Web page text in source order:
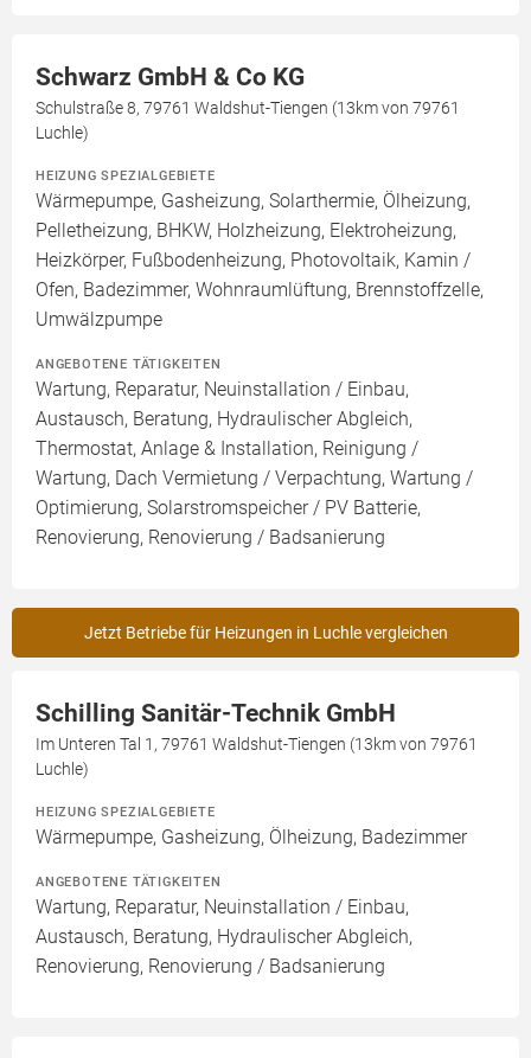
Schwarz GmbH & Co KG
Schulstraße 8, 79761 Waldshut-Tiengen (13km von 79761
Luchle)
HEIZUNG SPEZIALGEBIETE
Wärmepumpe, Gasheizung, Solarthermie, Ölheizung,
Pelletheizung, BHKW, Holzheizung, Elektroheizung,
Heizkörper, Fußbodenheizung, Photovoltaik, Kamin /
Ofen, Badezimmer, Wohnraumlüftung, Brennstoffzelle,
Umwälzpumpe
ANGEBOTENE TÄTIGKEITEN
Wartung, Reparatur, Neuinstallation / Einbau,
Austausch, Beratung, Hydraulischer Abgleich,
Thermostat, Anlage & Installation, Reinigung /
Wartung, Dach Vermietung / Verpachtung, Wartung /
Optimierung, Solarstromspeicher / PV Batterie,
Renovierung, Renovierung / Badsanierung
Jetzt Betriebe für Heizungen in Luchle vergleichen
Schilling Sanitär-Technik GmbH
Im Unteren Tal 1, 79761 Waldshut-Tiengen (13km von 79761
Luchle)
HEIZUNG SPEZIALGEBIETE
Wärmepumpe, Gasheizung, Ölheizung, Badezimmer
ANGEBOTENE TÄTIGKEITEN
Wartung, Reparatur, Neuinstallation / Einbau,
Austausch, Beratung, Hydraulischer Abgleich,
Renovierung, Renovierung / Badsanierung